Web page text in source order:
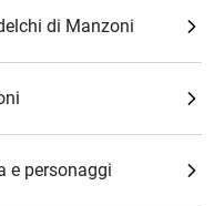
di Manzoni
e personaggi